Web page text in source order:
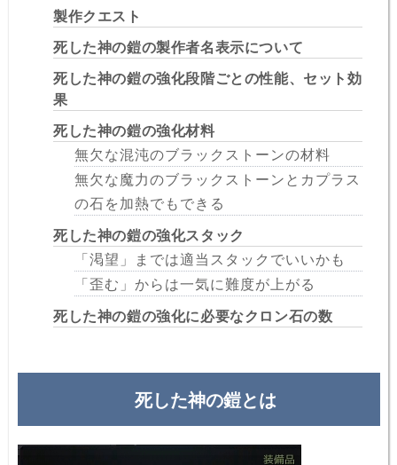
製作クエスト
死した神の鎧の製作者名表示について
死した神の鎧の強化段階ごとの性能、セット効
果
死した神の鎧の強化材料
無欠な混沌のブラックストーンの材料
無欠な魔力のブラックストーンとカプラス
の石を加熱でもできる
死した神の鎧の強化スタック
「渇望」までは適当スタックでいいかも
「歪む」からは一気に難度が上がる
死した神の鎧の強化に必要なクロン石の数
死した神の鎧とは